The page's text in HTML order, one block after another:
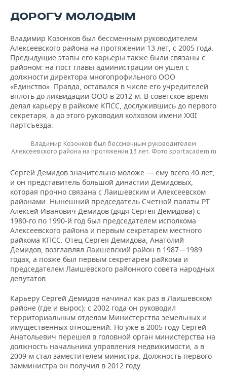
ДОРОГУ МОЛОДЫМ
Владимир Козонков был бессменным руководителем
Алексеевского района на протяжении 13 лет, с 2005 года.
Предыдущие этапы его карьеры также были связаны с
районом: на пост главы администрации он ушел с
должности директора многопрофильного ООО
«Единство». Правда, оставался в числе его учредителей
вплоть до ликвидации ООО в 2012-м. В советское время
делал карьеру в райкоме КПСС, дослужившись до первого
секретаря, а до этого руководил колхозом имени XXII
партсъезда.
Владимир Козонков был бессменным руководителем
Алексеевского района на протяжении 13 лет. Фото sportacadem.ru
Сергей Демидов значительно моложе — ему всего 40 лет,
и он представитель большой династии Демидовых,
которая прочно связана с Лаишевским и Алексеевском
районами. Нынешний председатель Счетной палаты РТ
Алексей Иванович Демидов (дядя Сергея Демидова) с
1980-го по 1990-й год был председателем исполкома
Алексеевского района и первым секретарем местного
райкома КПСС. Отец Сергея Демидова, Анатолий
Демидов, возглавлял Лаишевский район в 1987—1989
годах, а позже был первым секретарем райкома и
председателем Лаишевского районного совета народных
депутатов.
Карьеру Сергей Демидов начинал как раз в Лаишевском
районе (где и вырос): с 2002 года он руководил
территориальным отделом Министерства земельных и
имущественных отношений. Но уже в 2005 году Сергей
Анатольевич перешел в головной орган министерства на
должность начальника управления недвижимости, а в
2009-м стал заместителем министра. Должность первого
замминистра он получил в 2012 году.